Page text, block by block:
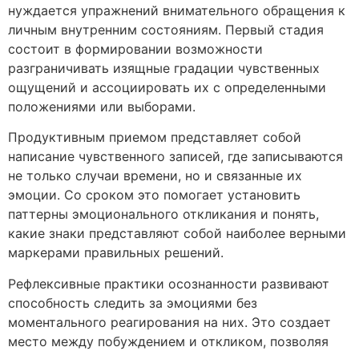
нуждается упражнений внимательного обращения к
личным внутренним состояниям. Первый стадия
состоит в формировании возможности
разграничивать изящные градации чувственных
ощущений и ассоциировать их с определенными
положениями или выборами.
Продуктивным приемом представляет собой
написание чувственного записей, где записываются
не только случаи времени, но и связанные их
эмоции. Со сроком это помогает установить
паттерны эмоционального откликания и понять,
какие знаки представляют собой наиболее верными
маркерами правильных решений.
Рефлексивные практики осознанности развивают
способность следить за эмоциями без
моментального реагирования на них. Это создает
место между побуждением и откликом, позволяя